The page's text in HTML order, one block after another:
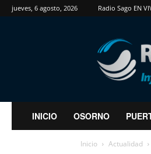
jueves, 6 agosto, 2026 Radio Sago EN
RadioSago
INICIO OSORNO
Inicio Actualidad